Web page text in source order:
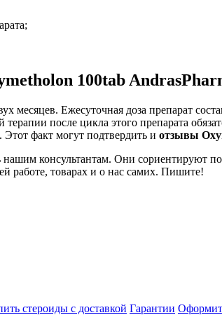
100tab
месяцев. Ежесуточная доза препарат
после цикла этого препарата
. Этот факт могут подтвердить и отзывы
консультантам. Они сориентируют
работе, товарах и о нас самих. Пишите!
стероиды с доставкой Гарантии